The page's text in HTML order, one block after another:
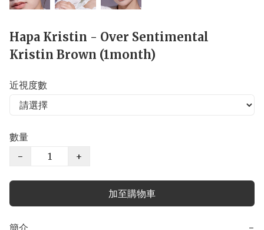
Hapa Kristin - Over Sentimental
Kristin Brown (1month)
近視度數
數量
−
+
加至購物車
簡介 −